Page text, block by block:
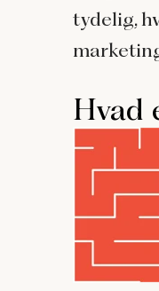
tydelig,
Hvad